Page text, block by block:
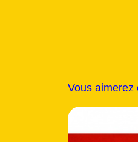
Vous aimerez